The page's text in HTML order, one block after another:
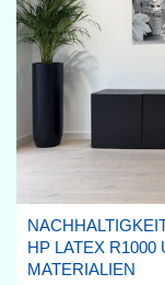
HP LATEX R1000
MATERIALIEN